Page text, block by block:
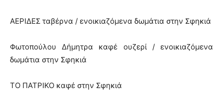
ΑΕΡΙΔΕΣ ταβέρνα / ενοικιαζόμενα δωμάτια στην Σφηκιά
Φωτοπούλου Δήμητρα καφέ ουζερί / ενοικιαζόμενα
δωμάτια στην Σφηκιά
ΤΟ ΠΑΤΡΙΚΟ καφέ στην Σφηκιά